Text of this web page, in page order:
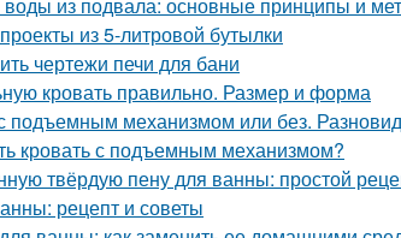
из 5-литровой бутылки
чертежи печи для бани
кровать правильно. Размер и форма
подъемным механизмом или без.
кровать с подъемным механизмом?
твёрдую пену для ванны: простой
рецепт и советы